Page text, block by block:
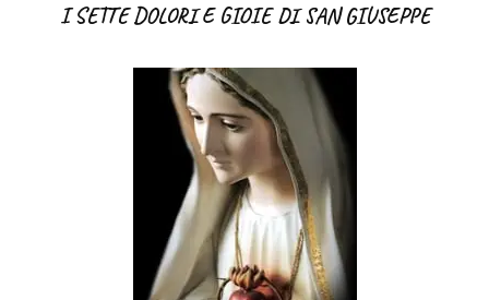
I SETTE DOLORI E GIOIE DI SAN GIUSEPPE